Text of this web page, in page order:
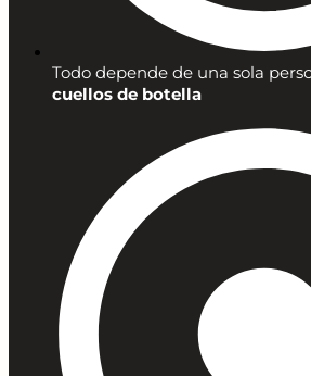
Todo depende de una sola
cuellos de botella